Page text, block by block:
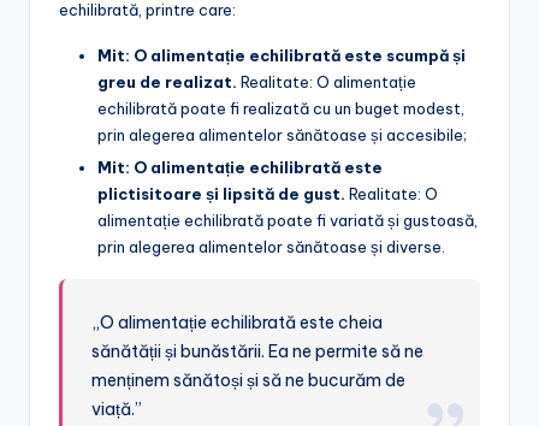
echilibrată, printre care:
Mit: O alimentație echilibrată este scumpă și
greu de realizat. Realitate: O alimentație
echilibrată poate fi realizată cu un buget modest,
prin alegerea alimentelor sănătoase și accesibile;
Mit: O alimentație echilibrată este
plictisitoare și lipsită de gust. Realitate: O
alimentație echilibrată poate fi variată și gustoasă,
prin alegerea alimentelor sănătoase și diverse.
„O alimentație echilibrată este cheia
sănătății și bunăstării. Ea ne permite să ne
menținem sănătoși și să ne bucurăm de
viață.”